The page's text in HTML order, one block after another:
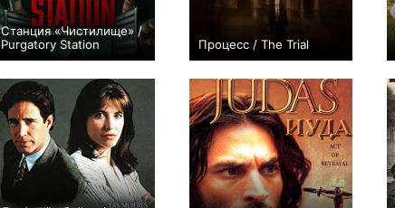
Станция «Чистилище» /
Purgatory Station
0
Процесс / The Trial
0